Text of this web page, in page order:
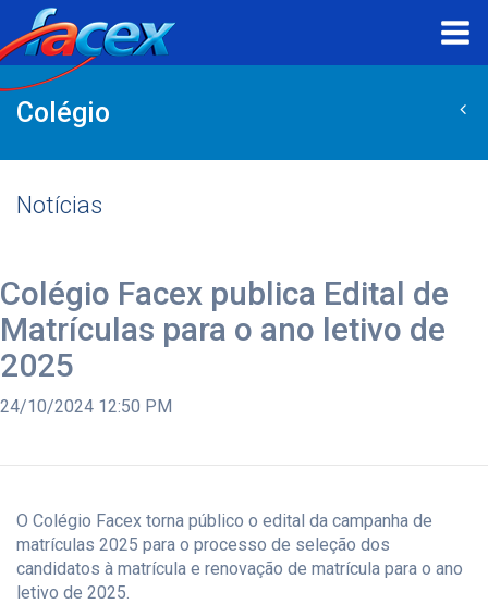
Colégio
Notícias
Colégio Facex publica Edital de
Matrículas para o ano letivo de
2025
24/10/2024 12:50 PM
O Colégio Facex torna público o edital da campanha de
matrículas 2025 para o processo de seleção dos
candidatos à matrícula e renovação de matrícula para o ano
letivo de 2025.